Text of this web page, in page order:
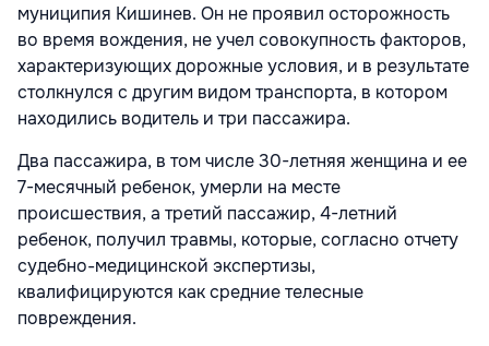
муниципия Кишинев. Он не проявил осторожность
во время вождения, не учел совокупность факторов,
характеризующих дорожные условия, и в результате
столкнулся с другим видом транспорта, в котором
находились водитель и три пассажира.
Два пассажира, в том числе 30-летняя женщина и ее
7-месячный ребенок, умерли на месте
происшествия, а третий пассажир, 4-летний
ребенок, получил травмы, которые, согласно отчету
судебно-медицинской экспертизы,
квалифицируются как средние телесные
повреждения.